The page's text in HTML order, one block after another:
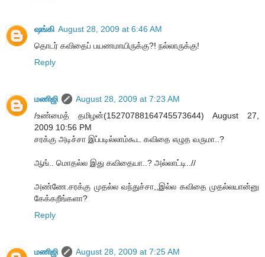
ஷங்கி August 28, 2009 at 6:46 AM
தொடர் கவிதைப் பயணமாயிருக்கு?! நல்லாருக்கு!
Reply
மணிஜி
August 28, 2009 at 7:23 AM
/உண்மைத் தமிழன்(15270788164745573644) August 27,
2009 10:56 PM
சரக்கு அடிச்சா இப்படில்லாம்கூட கவிதை எழுத வருமா..?
ஆங்.. மொதல்ல இது கவிதையா..? அல்லாட்டி..//
அண்ணே.சரக்கு முதல்ல வந்துச்சா,,இல்ல கவிதை முதல்லயான்னு
கேக்கறீங்களா?
Reply
மணிஜி
August 28, 2009 at 7:25 AM